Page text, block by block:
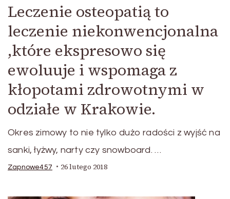
Leczenie osteopatią to
leczenie niekonwencjonalna
,które ekspresowo się
ewoluuje i wspomaga z
kłopotami zdrowotnymi w
odziałe w Krakowie.
Okres zimowy to nie tylko dużo radości z wyjść na
sanki, łyżwy, narty czy snowboard. …
Zapnowe457 26 lutego 2018